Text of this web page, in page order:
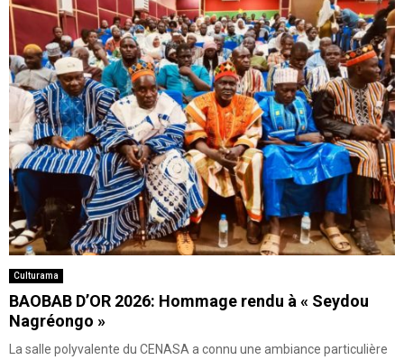
Culturama
BAOBAB D’OR 2026: Hommage rendu à « Seydou
Nagréongo »
La salle polyvalente du CENASA a connu une ambiance particulière